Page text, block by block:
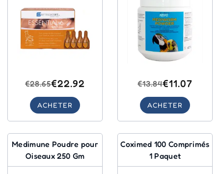
€28.65€22.92
ACHETER
€13.84€11.07
ACHETER
Medimune Poudre pour
Oiseaux 250 Gm
Coximed 100 Comprimés
1 Paquet